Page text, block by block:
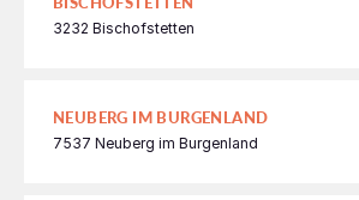
3232 Bischofstetten
NEUBERG IM BURGENLAND
7537 Neuberg im Burgenland